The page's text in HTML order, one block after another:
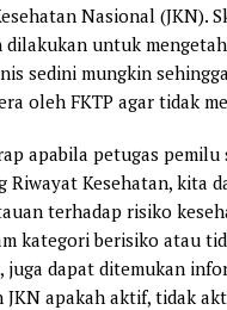
Nasional (JKN).
dilakukan untuk
sedini mungkin
oleh FKTP agar tidak
apabila petugas pemilu
Riwayat Kesehatan, kita
terhadap risiko
kategori berisiko atau
juga dapat ditemukan
JKN apakah aktif, tidak